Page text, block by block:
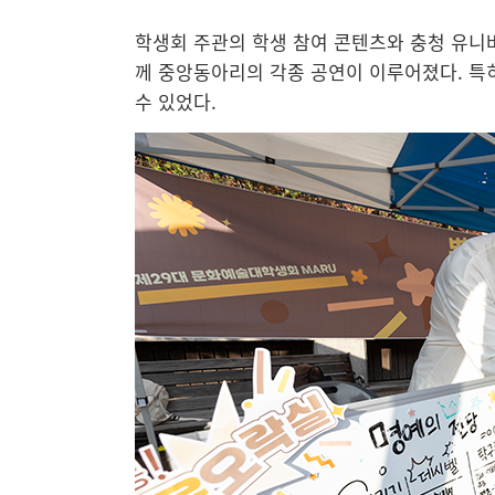
학생회 주관의 학생 참여 콘텐츠와 충청 유
께 중앙동아리의 각종 공연이 이루어졌다.
수 있었다.